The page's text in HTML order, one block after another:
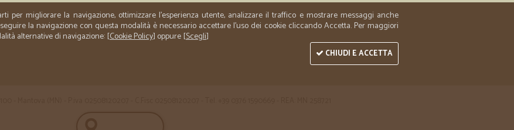
per migliorare la navigazione, ottimizzare l'esperienza utente, analizzare il traffico e mostrare messaggi anche
la navigazione con questa modalità è necessario accettare l'uso dei cookie cliccando Accetta. Per maggiori
alternative di navigazione: [Cookie Policy] oppure [Scegli]
CHIUDI E ACCETTA